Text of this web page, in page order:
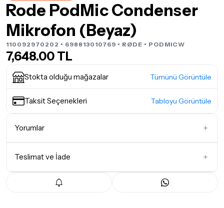
Rode PodMic Condenser
Mikrofon (Beyaz)
110092970202 • 698813010769 • RØDE • PODMICW
7,648.00 TL
Stokta olduğu mağazalar Tümünü Görüntüle
Taksit Seçenekleri Tabloyu Görüntüle
Yorumlar
Teslimat ve İade
Teslimat Koşulları